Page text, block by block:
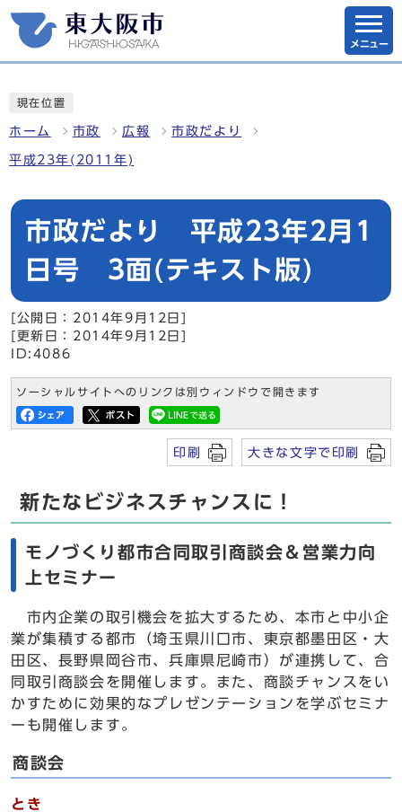
メニュー
現在位置
ホーム 市政 広報 市政だより
平成23年(2011年)
市政だより 平成23年2月1
日号 3面(テキスト版)
[公開日：2014年9月12日]
[更新日：2014年9月12日]
ID:4086
ソーシャルサイトへのリンクは別ウィンドウで開きます
印刷 大きな文字で印刷
新たなビジネスチャンスに！
モノづくり都市合同取引商談会＆営業力向
上セミナー
市内企業の取引機会を拡大するため、本市と中小企
業が集積する都市（埼玉県川口市、東京都墨田区・大
田区、長野県岡谷市、兵庫県尼崎市）が連携して、合
同取引商談会を開催します。また、商談チャンスをい
かすために効果的なプレゼンテーションを学ぶセミナ
ーも開催します。
商談会
とき